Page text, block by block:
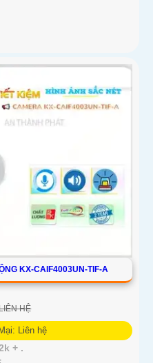
KX-CAIF4003UN-TIF-A
HỆ
Liên hệ
+ .